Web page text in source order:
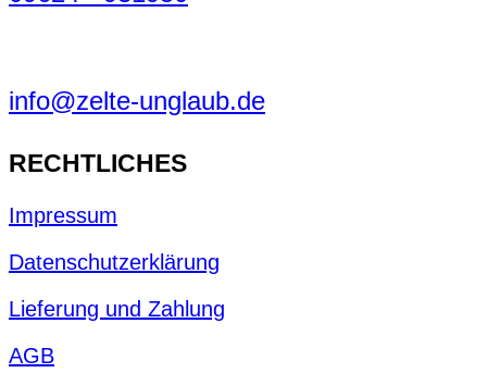
info@zelte-unglaub.de
RECHTLICHES
Impressum
Datenschutzerklärung
Lieferung und Zahlung
AGB